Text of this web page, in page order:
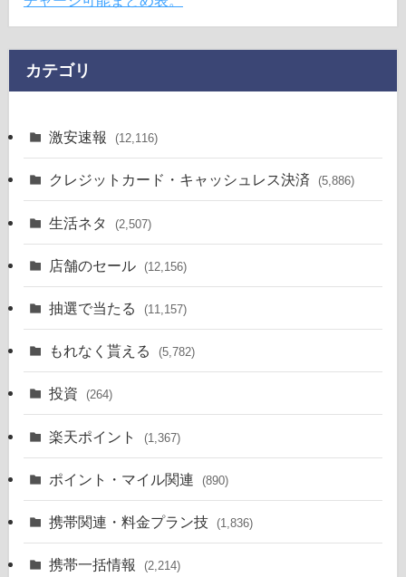
カテゴリ
激安速報 (12,116)
クレジットカード・キャッシュレス決済 (5,886)
生活ネタ (2,507)
店舗のセール (12,156)
抽選で当たる (11,157)
もれなく貰える (5,782)
投資 (264)
楽天ポイント (1,367)
ポイント・マイル関連 (890)
携帯関連・料金プラン技 (1,836)
携帯一括情報 (2,214)